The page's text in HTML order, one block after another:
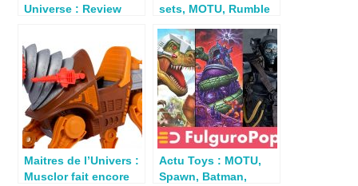
Universe : Review
(Filmation)
sets, MOTU, Rumble
Maitres de l’Univers :
Musclor fait encore
Actu Toys : MOTU,
Spawn, Batman,